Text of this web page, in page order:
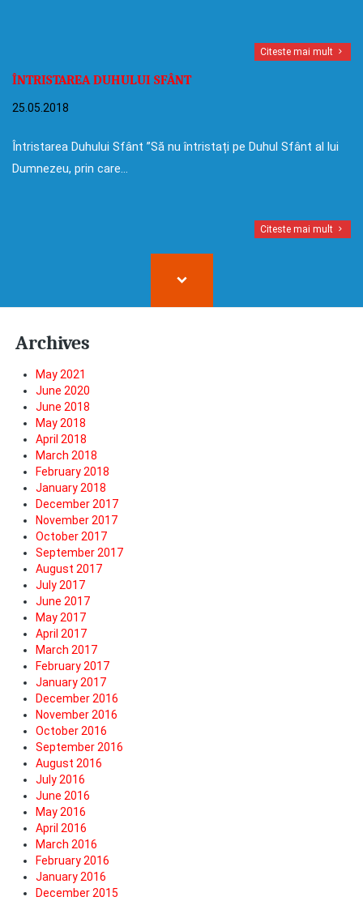
Citeste mai mult
ÎNTRISTAREA DUHULUI SFÂNT
25.05.2018
Întristarea Duhului Sfânt ”Să nu întristați pe Duhul Sfânt al lui
Dumnezeu, prin care…
Citeste mai mult
Archives
May 2021
June 2020
June 2018
May 2018
April 2018
March 2018
February 2018
January 2018
December 2017
November 2017
October 2017
September 2017
August 2017
July 2017
June 2017
May 2017
April 2017
March 2017
February 2017
January 2017
December 2016
November 2016
October 2016
September 2016
August 2016
July 2016
June 2016
May 2016
April 2016
March 2016
February 2016
January 2016
December 2015